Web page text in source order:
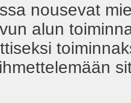
nousevat
alun